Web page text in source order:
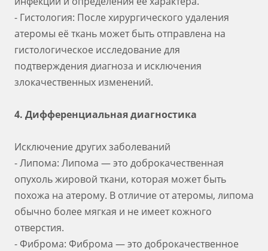
- Гистология: После хирургического удаления
атеромы её ткань может быть отправлена на
гистологическое исследование для
подтверждения диагноза и исключения
злокачественных изменений.
4. Дифференциальная диагностика
Исключение других заболеваний
- Липома: Липома — это доброкачественная
опухоль жировой ткани, которая может быть
похожа на атерому. В отличие от атеромы, липома
обычно более мягкая и не имеет кожного
отверстия.
- Фиброма: Фиброма — это доброкачественное